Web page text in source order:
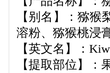
【别名】：猕
溶粉、猕猴桃浸
【英文名】：
【提取部位】：